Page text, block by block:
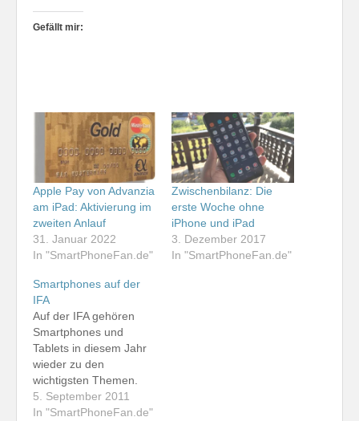
Gefällt mir:
Apple Pay von Advanzia
am iPad: Aktivierung im
zweiten Anlauf
31. Januar 2022
In "SmartPhoneFan.de"
Zwischenbilanz: Die
erste Woche ohne
iPhone und iPad
3. Dezember 2017
In "SmartPhoneFan.de"
Smartphones auf der
IFA
Auf der IFA gehören
Smartphones und
Tablets in diesem Jahr
wieder zu den
wichtigsten Themen.
Natürlich habe ich mir
die Geräte für die
5. September 2011
In "SmartPhoneFan.de"